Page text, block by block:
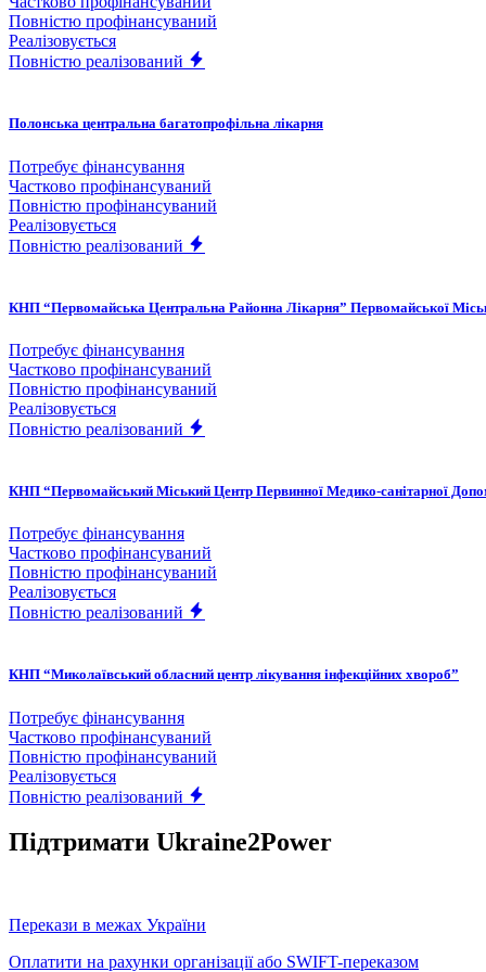
Повністю профінансуваний
Реалізовується
Повністю реалізований
Полонська центральна багатопрофільна лікарня
Потребує фінансування
Частково профінансуваний
Повністю профінансуваний
Реалізовується
Повністю реалізований
КНП “Первомайська Центральна Районна Лікарня” Первомайської
Потребує фінансування
Частково профінансуваний
Повністю профінансуваний
Реалізовується
Повністю реалізований
КНП “Первомайський Міський Центр Первинної Медико-санітарної
Потребує фінансування
Частково профінансуваний
Повністю профінансуваний
Реалізовується
Повністю реалізований
КНП “Миколаївський обласний центр лікування інфекційних хвороб”
Потребує фінансування
Частково профінансуваний
Повністю профінансуваний
Реалізовується
Повністю реалізований
Підтримати Ukraine2Power
Перекази в межах України
Оплатити на рахунки організації або SWIFT-переказом